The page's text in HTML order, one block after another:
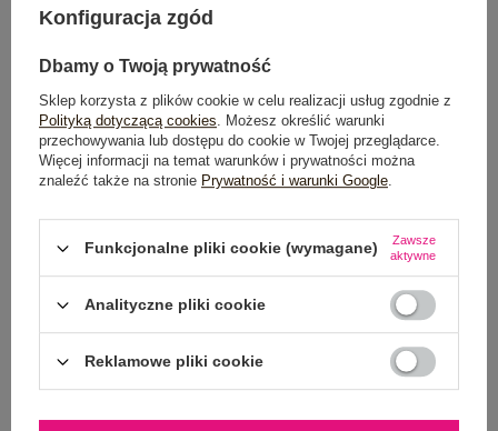
WYSYŁKA I DOSTAWA
ZWROTY I REKLAMACJE
NEWSLETTER
Zapisz się do naszego newslettera i otrzymaj 15% zniżki na
Konfiguracja zgód
Dbamy o Twoją prywatność
Sklep korzysta z plików cookie w celu realizacji usług zgodnie z
Polityką dotyczącą cookies. Możesz określić warunki
przechowywania lub dostępu do cookie w Twojej przeglądarce.
Więcej informacji na temat warunków i prywatności można
znaleźć także na stronie Prywatność i warunki Google.
Funkcjonalne pliki cookie (wymagane)
Zawsze
aktywne
Analityczne pliki cookie
Reklamowe pliki cookie